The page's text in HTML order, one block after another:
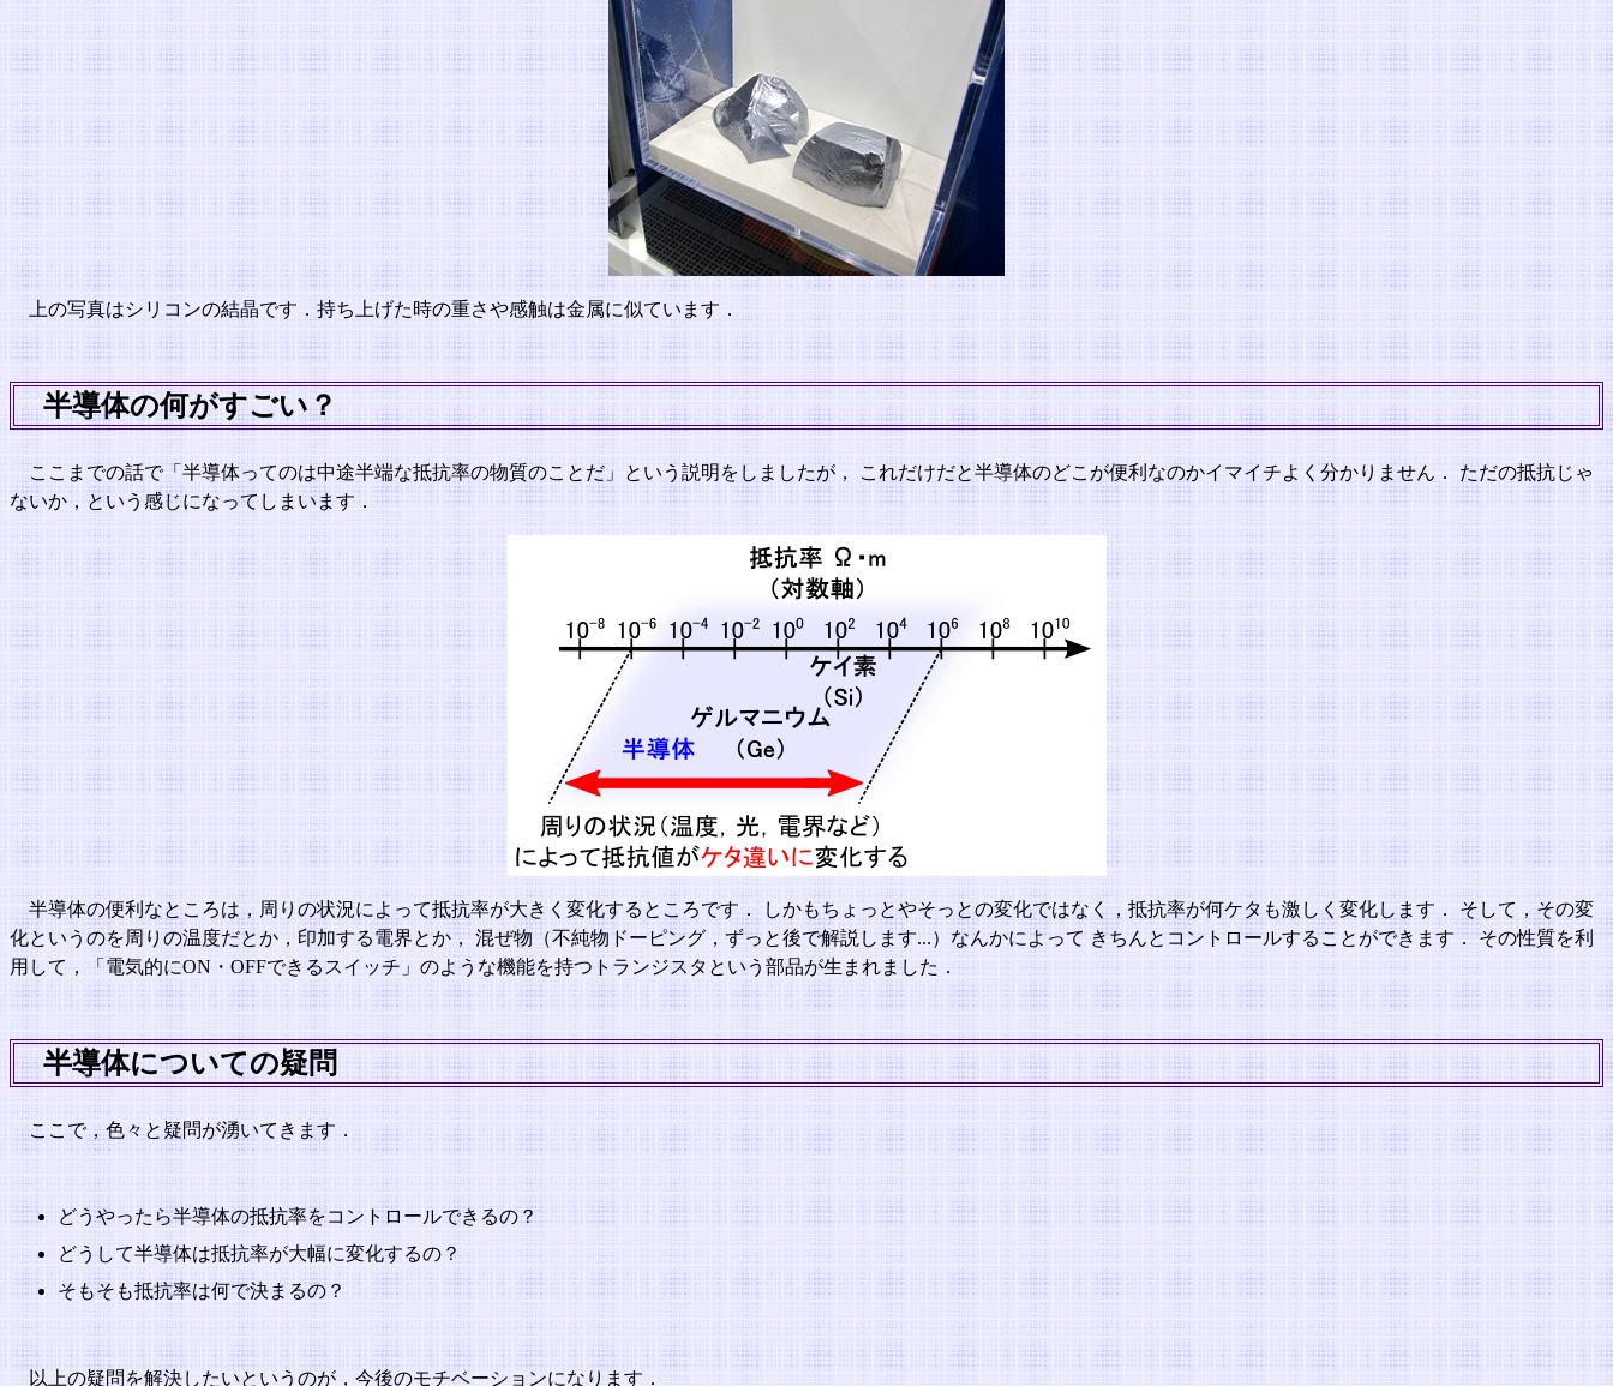
上の写真はシリコンの結晶です．持ち上げた時の重さや感触は金属に似ています．
半導体の何がすごい？
ここまでの話で「半導体ってのは中途半端な抵抗率の物質のことだ」という説明をしましたが， これだけだと半導体のどこが便利なのかイマイチよく分かりません． ただの抵抗じゃ
ないか，という感じになってしまいます．
半導体の便利なところは，周りの状況によって抵抗率が大きく変化するところです． しかもちょっとやそっとの変化ではなく，抵抗率が何ケタも激しく変化します． そして，その変
化というのを周りの温度だとか，印加する電界とか， 混ぜ物（不純物ドーピング，ずっと後で解説します...）なんかによって きちんとコントロールすることができます． その性質を利
用して，「電気的にON・OFFできるスイッチ」のような機能を持つトランジスタという部品が生まれました．
半導体についての疑問
ここで，色々と疑問が湧いてきます．
どうやったら半導体の抵抗率をコントロールできるの？
どうして半導体は抵抗率が大幅に変化するの？
そもそも抵抗率は何で決まるの？
以上の疑問を解決したいというのが，今後のモチベーションになります．